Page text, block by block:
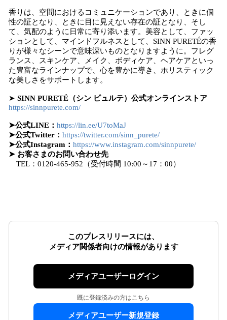
香りは、空間におけるコミュニケーションであり、ときに個
性の証となり、ときに目に見えない存在の証となり、そし
て、気配のように日常に寄り添います。美容として、ファッ
ションとして、マインドフルネスとして、SINN PURETÉの香
りが様々なシーンで意味深いものとなりますように。フレグ
ランス、スキンケア、メイク、ボディケア、ヘアケアといっ
た豊富なラインナップで、心を豊かに導き、ホリスティック
な美しさをサポートします。
➤ SINN PURETÉ（シン ピュルテ）公式オンラインストア
https://sinnpurete.com/
➤公式LINE： https://lin.ee/U7toMaJ
➤公式Twitter： https://twitter.com/sinn_purete/
➤公式Instagram： https://www.instagram.com/sinnpurete/
➤ お客さまのお問い合わせ先
TEL：0120-465-952（受付時間 10:00～17：00）
このプレスリリースには、
メディア関係者向けの情報があります
メディアユーザーログイン
既に登録済みの方はこちら
メディアユーザー新規登録